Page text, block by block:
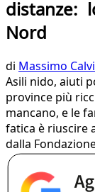
distanze:
Nord
di Massimo Calvi
Asili nido, aiuti
province più
mancano, e le
fatica è riuscire
dalla